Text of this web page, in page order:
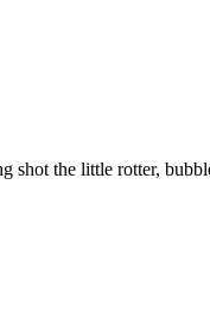
the little rotter,